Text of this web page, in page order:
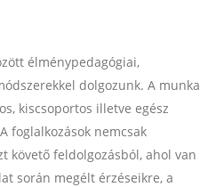
élménypedagógiai,
dolgozunk. A munka
kiscsoportos illetve egész
foglalkozások nemcsak
követő feldolgozásból, ahol van
során megélt érzéseikre, a